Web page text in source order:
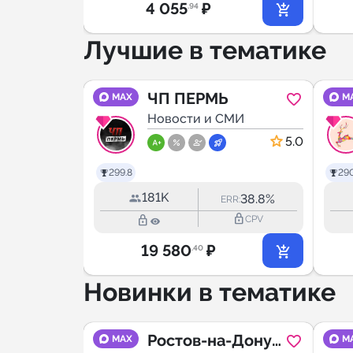
4 055.94 ₽
Лучшие в тематике
MAX
299.8
ЧП ПЕРМЬ
Новости и СМИ
5.0
181K ERR:38.8%
lock_outline lock_outlineCPV
19 580.40 ₽
Новинки в тематике
MAX
Ростов-на-Дону |